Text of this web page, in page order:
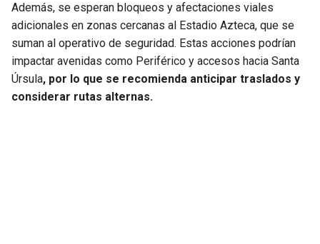
Además, se esperan bloqueos y afectaciones viales
adicionales en zonas cercanas al Estadio Azteca, que se
suman al operativo de seguridad. Estas acciones podrían
impactar avenidas como Periférico y accesos hacia Santa
Úrsula, por lo que se recomienda anticipar traslados y
considerar rutas alternas.